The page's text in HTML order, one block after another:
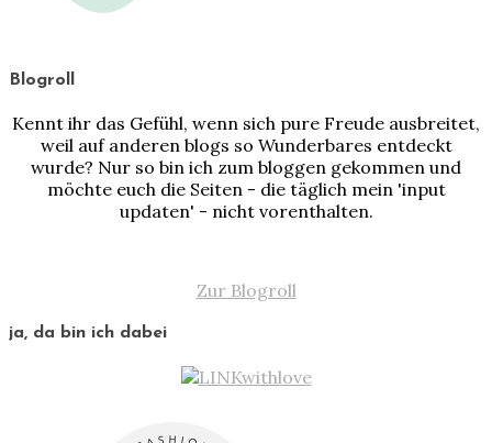
Blogroll
Kennt ihr das Gefühl, wenn sich pure Freude ausbreitet,
weil auf anderen blogs so Wunderbares entdeckt
wurde? Nur so bin ich zum bloggen gekommen und
möchte euch die Seiten - die täglich mein 'input
updaten' - nicht vorenthalten.
Zur Blogroll
ja, da bin ich dabei